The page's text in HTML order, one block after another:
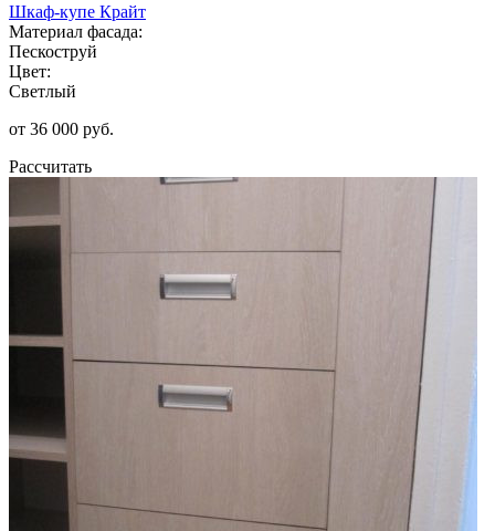
Шкаф-купе Крайт
Материал фасада:
Пескоструй
Цвет:
Светлый
от 36 000 руб.
Рассчитать